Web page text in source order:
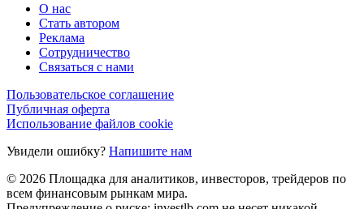
О нас
Стать автором
Реклама
Сотрудничество
Связаться с нами
Пользовательское соглашение
Публичная оферта
Использование файлов cookie
Увидели ошибку? Напишите нам
© 2026 Площадка для аналитиков, инвесторов, трейдеров по
всем финансовым рынкам мира.